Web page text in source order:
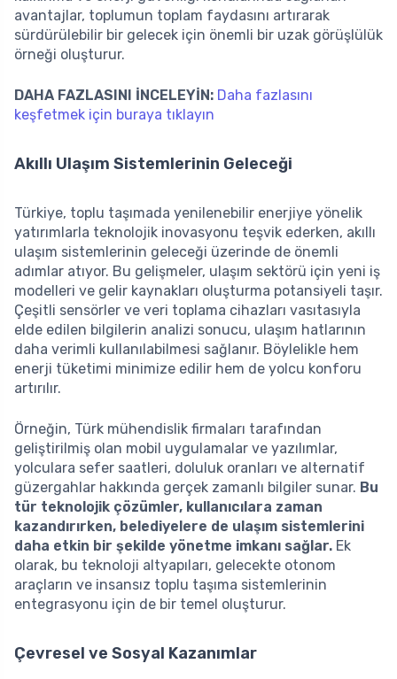
avantajlar, toplumun toplam faydasını artırarak
sürdürülebilir bir gelecek için önemli bir uzak görüşlülük
örneği oluşturur.
DAHA FAZLASINI İNCELEYİN: Daha fazlasını
keşfetmek için buraya tıklayın
Akıllı Ulaşım Sistemlerinin Geleceği
Türkiye, toplu taşımada yenilenebilir enerjiye yönelik
yatırımlarla teknolojik inovasyonu teşvik ederken, akıllı
ulaşım sistemlerinin geleceği üzerinde de önemli
adımlar atıyor. Bu gelişmeler, ulaşım sektörü için yeni iş
modelleri ve gelir kaynakları oluşturma potansiyeli taşır.
Çeşitli sensörler ve veri toplama cihazları vasıtasıyla
elde edilen bilgilerin analizi sonucu, ulaşım hatlarının
daha verimli kullanılabilmesi sağlanır. Böylelikle hem
enerji tüketimi minimize edilir hem de yolcu konforu
artırılır.
Örneğin, Türk mühendislik firmaları tarafından
geliştirilmiş olan mobil uygulamalar ve yazılımlar,
yolculara sefer saatleri, doluluk oranları ve alternatif
güzergahlar hakkında gerçek zamanlı bilgiler sunar. Bu
tür teknolojik çözümler, kullanıcılara zaman
kazandırırken, belediyelere de ulaşım sistemlerini
daha etkin bir şekilde yönetme imkanı sağlar. Ek
olarak, bu teknoloji altyapıları, gelecekte otonom
araçların ve insansız toplu taşıma sistemlerinin
entegrasyonu için de bir temel oluşturur.
Çevresel ve Sosyal Kazanımlar